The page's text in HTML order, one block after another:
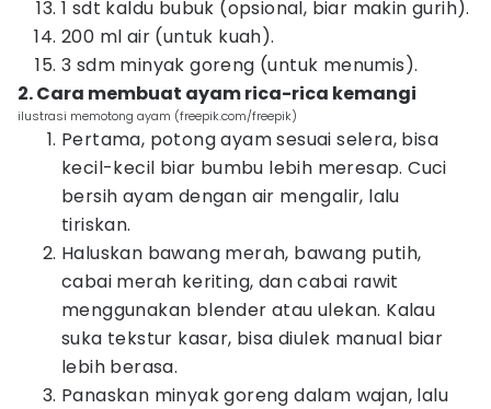
1 sdt kaldu bubuk (opsional, biar makin gurih).
200 ml air (untuk kuah).
3 sdm minyak goreng (untuk menumis).
2. Cara membuat ayam rica-rica kemangi
ilustrasi memotong ayam (freepik.com/freepik)
Pertama, potong ayam sesuai selera, bisa
kecil-kecil biar bumbu lebih meresap. Cuci
bersih ayam dengan air mengalir, lalu
tiriskan.
Haluskan bawang merah, bawang putih,
cabai merah keriting, dan cabai rawit
menggunakan blender atau ulekan. Kalau
suka tekstur kasar, bisa diulek manual biar
lebih berasa.
Panaskan minyak goreng dalam wajan, lalu